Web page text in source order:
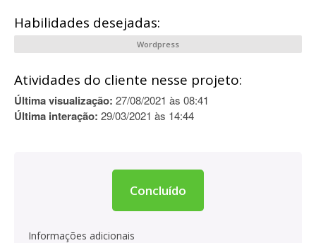
Habilidades desejadas:
Wordpress
Atividades do cliente nesse projeto:
Última visualização: 27/08/2021 às 08:41
Última interação: 29/03/2021 às 14:44
Concluído
Informações adicionais